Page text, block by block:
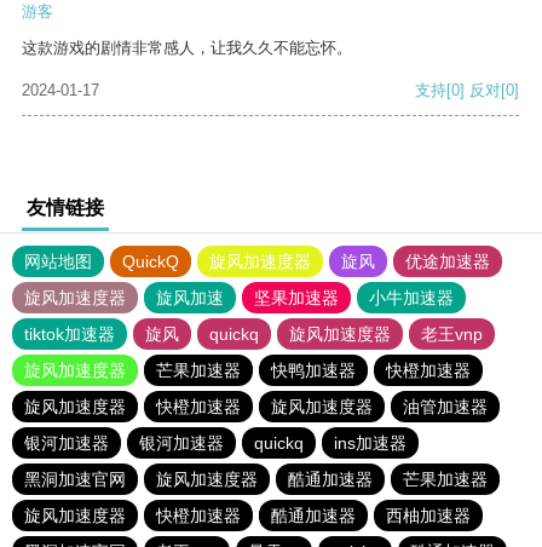
游客
这款游戏的剧情非常感人，让我久久不能忘怀。
2024-01-17 支持[0] 反对[0]
友情链接
网站地图 QuickQ 旋风加速度器 旋风
优途加速器
旋风加速度器
旋风加速 坚果加速器
小牛加速器
tiktok加速器
旋风 quickq 旋风加速度器
老王vnp
旋风加速度器
芒果加速器 快鸭加速器
快橙加速器
旋风加速度器
快橙加速器 旋风加速度器
油管加速器
银河加速器
银河加速器 quickq
ins加速器
黑洞加速官网
旋风加速度器 酷通加速器
芒果加速器
旋风加速度器
快橙加速器 酷通加速器
西柚加速器